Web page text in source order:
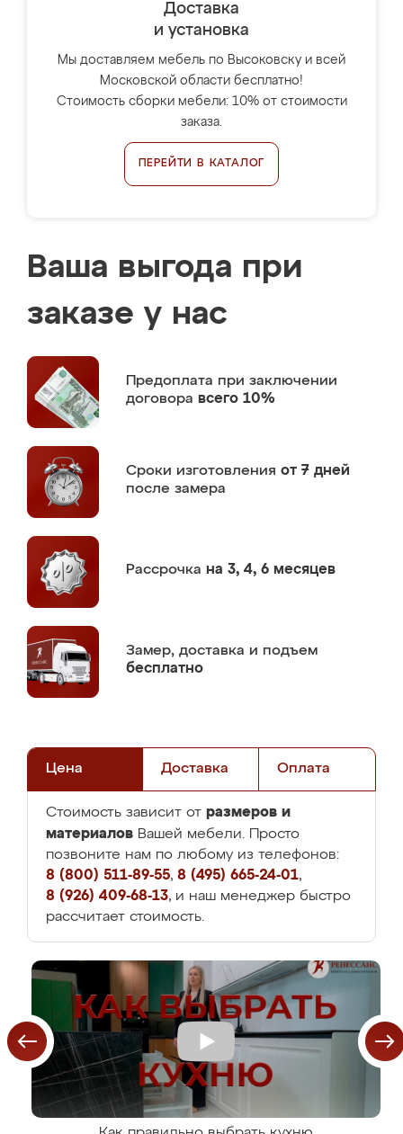
Доставка
и установка
Мы доставляем мебель по Высоковску и всей
Московской области бесплатно!
Стоимость сборки мебели: 10% от стоимости
заказа.
ПЕРЕЙТИ В КАТАЛОГ
Ваша выгода при
заказе у нас
Предоплата при заключении
договора всего 10%
Сроки изготовления от 7 дней
после замера
Рассрочка на 3, 4, 6 месяцев
Замер, доставка и подъем
бесплатно
Цена Доставка Оплата
Стоимость зависит от размеров и
материалов Вашей мебели. Просто
позвоните нам по любому из телефонов:
8 (800) 511-89-55, 8 (495) 665-24-01,
8 (926) 409-68-13, и наш менеджер быстро
рассчитает стоимость.